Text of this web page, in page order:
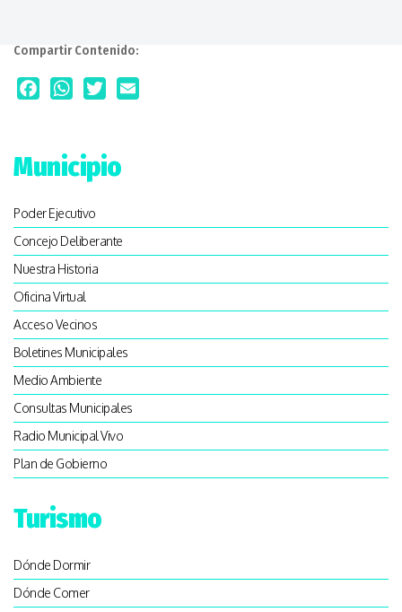
Compartir Contenido:
Municipio
Poder Ejecutivo
Concejo Deliberante
Nuestra Historia
Oficina Virtual
Acceso Vecinos
Boletines Municipales
Medio Ambiente
Consultas Municipales
Radio Municipal Vivo
Plan de Gobierno
Turismo
Dónde Dormir
Dónde Comer